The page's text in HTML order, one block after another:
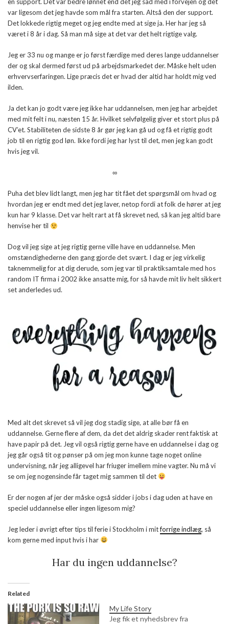
en support. Det var bedre lønnet end det jeg sad med i forvejen og det
var ligesom det jeg havde som mål fra starten. Altså den der support.
Det lokkede rigtig meget og jeg endte med at sige ja. Her har jeg så
været i 8 år i dag. Så man må sige at det var det helt rigtige valg.
Jeg er 33 nu og mange er jo først færdige med deres lange uddannelser
der og skal dermed først ud på arbejdsmarkedet der. Måske helt uden
erhvervserfaringen. Lige præcis det er hvad der altid har holdt mig ved
ilden.
Ja det kan jo godt være jeg ikke har uddannelsen, men jeg har arbejdet
med mit felt i nu, næsten 15 år. Hvilket selvfølgelig giver et stort plus på
CV’et. Stabiliteten de sidste 8 år gør jeg kan gå ud og få et rigtig godt
job til en rigtig god løn. Ikke fordi jeg har lyst til det, men jeg kan godt
hvis jeg vil.
∞
Puha det blev lidt langt, men jeg har tit fået det spørgsmål om hvad og
hvordan jeg er endt med det jeg laver, netop fordi at folk de hører at jeg
kun har 9 klasse. Det var helt rart at få skrevet ned, så kan jeg altid bare
henvise her til
Dog vil jeg sige at jeg rigtig gerne ville have en uddannelse. Men
omstændighederne den gang gjorde det svært. I dag er jeg virkelig
taknemmelig for at dig derude, som jeg var til praktiksamtale med hos
random IT firma i 2002 ikke ansatte mig, for så havde mit liv helt sikkert
set anderledes ud.
Med alt det skrevet så vil jeg dog stadig sige, at alle bør få en
uddannelse. Gerne flere af dem, da det det aldrig skader rent faktisk at
have papir på det. Jeg vil også rigtig gerne have en uddannelse i dag og
jeg går også tit og pønser på om jeg mon kunne tage noget online
undervisning, når jeg alligevel har friuger imellem mine vagter. Nu må vi
se om jeg nogensinde får taget mig sammen til det
Er der nogen af jer der måske også sidder i jobs i dag uden at have en
speciel uddannelse eller ingen ligesom mig?
Jeg leder i øvrigt efter tips til ferie i Stockholm i mitforrige indlæg, så
kom gerne med input hvis i har
Har du ingen uddannelse?
Related
My Life Story
Jeg fik et nyhedsbrev fra